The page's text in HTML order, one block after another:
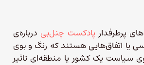
پرطرفدار پادکست چنل‌بی درباره‌ی
اتفاق‌هایی هستند که رنگ و بوی
سیاست یک کشور یا منطقه‌ای تاثیر